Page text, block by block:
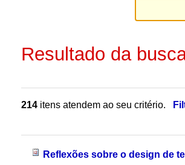
Resultado da
214 itens atendem ao seu critério.
Reflexões sobre o design de